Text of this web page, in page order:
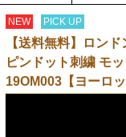
NEW PICK UP
【送料無料】ロン
ピンドット刺繍 モ
19OM003【ヨーロッ